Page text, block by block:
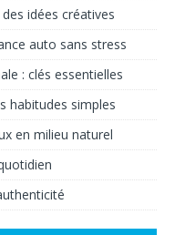
idées créatives
auto sans stress
: clés essentielles
habitudes simples
en milieu naturel